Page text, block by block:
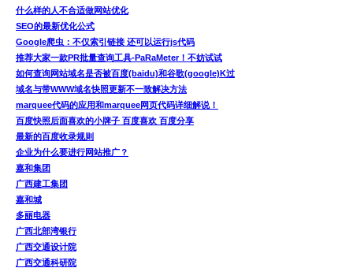
什么样的人不合适做网站优化
SEO的最新优化公式
Google爬虫：不仅索引链接 还可以运行js代码
推荐大家一款PR批量查询工具-PaRaMeter！不妨试试
如何查询网站域名是否被百度(baidu)和谷歌(google)K过
域名与带WWW域名快照更新不一致解决方法
marquee代码的应用和marquee网页代码详细解说！
百度快照后面喜欢的小牌子 百度喜欢 百度分享
最新的百度收录规则
企业为什么要进行网站推广？
嘉和集团
广西建工集团
嘉和城
多丽电器
广西北部湾银行
广西交通设计院
广西交通科研院